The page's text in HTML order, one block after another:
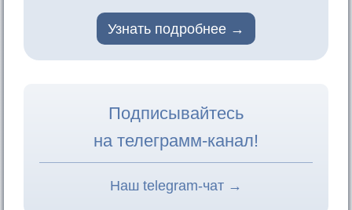
Узнать подробнее
Подписывайтесь
на телеграмм-канал!
Наш telegram-чат →